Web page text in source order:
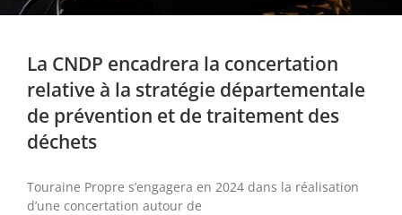
La CNDP encadrera la concertation
relative à la stratégie départementale
de prévention et de traitement des
déchets
Touraine Propre s’engagera en 2024 dans la réalisation
d’une concertation autour de